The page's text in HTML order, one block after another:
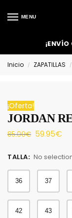
MENU
Inicio / ZAPATILLAS /
¡Oferta!
JORDAN
85.00€ 59.95€
TALLA: No
36 37
42 43